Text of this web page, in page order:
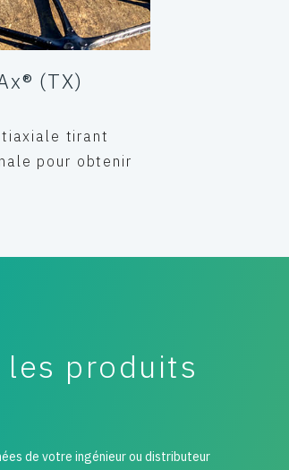
(TX)
tirant
pour obtenir
les produits
de votre ingénieur ou distributeur